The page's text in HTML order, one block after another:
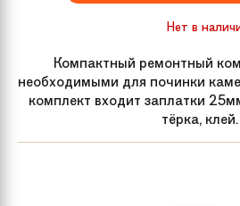
Нет в
Компактный ремонтный
необходимыми для починки
комплект входит заплатки
тёрка, клей.